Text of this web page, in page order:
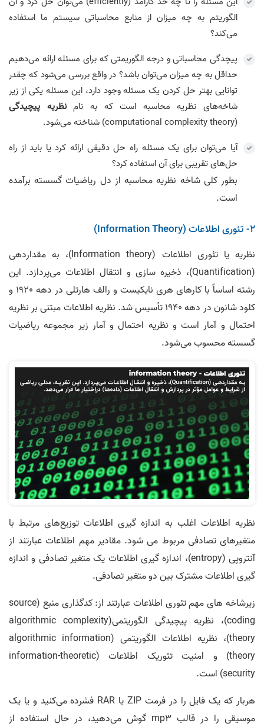
الگوریتم به چه میزان از منابع محاسباتی سیستم ما استفاده
می‌کند؟
پیچدگی محاسباتی و درجه الگوریمتی که برای مسئله ارائه می‌دهیم
حداقل به چه میزان می‌توان باشد؟ در واقع بررسی می‌شود که چقدر
توانایی بهتر حل کردن یک مسئله وجود دارد، این مسئله یکی از زیر
شاخه‌های نظریه محاسبه است که به نامنظریه پیچیدگی
(computational complexity theory) شناخته می‌شود.
آیا می‌توان برای یک مسئله راه حل دقیقی ارائه کرد یا باید از راه
حل‌های تقریبی برای آن استفاده کرد؟
بطور کلی شاخه نظریه محاسبه از دل ریاضیات گسسته برآمده
است.
2- تئوری اطلاعات (Information Theory)
نظریه یا تئوری اطلاعات (Information theory)، به مقداردهی
(Quantification)، ذخیره سازی و انتقال اطلاعات می‌پردازد. این
رشته اساساً با کارهای هری نایکیست و رالف هارتلی در دهه 1920 و
کلود شانون در دهه 1940 تأسیس شد. نظریه اطلاعات مبتنی بر نظریه
احتمال و آمار است و نظریه احتمال و آمار زیر مجموعه ریاضیات
گسسته محسوب می‌شود.
نظریه اطلاعات اغلب به اندازه گیری اطلاعات توزیع‌های مرتبط با
متغیرهای تصادفی مربوط می شود. مقادیر مهم اطلاعات عبارتند از
آنتروپی (entropy)، اندازه گیری اطلاعات یک متغیر تصادفی و اندازه
گیری اطلاعات مشترک بین دو متغیر تصادفی.
زیرشاخه های مهم تئوری اطلاعات عبارتند از: کدگذاری منبع (source
coding)، نظریه پیچیدگی الگوریتمی(algorithmic complexity
theory)، نظریه اطلاعات الگوریتمی (algorithmic information
theory) و امنیت تئوریک اطلاعات (information-theoretic
security) است.
هربار که یک فایل را در فرمت ZIP یا RAR فشرده می‌کنید و یا یک
موسیقی را در قالب mp3 گوش می‌دهید، در حال استفاده از